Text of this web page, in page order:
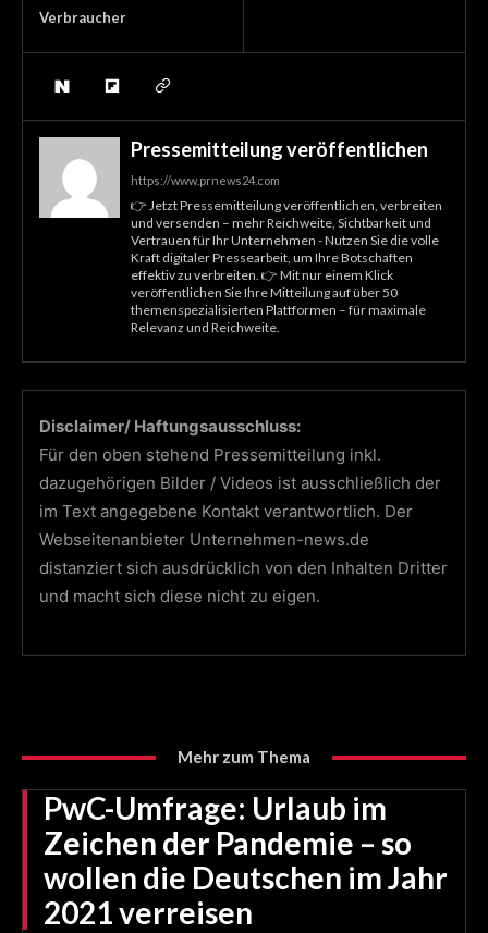
Verbraucher
Pressemitteilung veröffentlichen
https://www.prnews24.com
👉 Jetzt Pressemitteilung veröffentlichen, verbreiten
und versenden – mehr Reichweite, Sichtbarkeit und
Vertrauen für Ihr Unternehmen - Nutzen Sie die volle
Kraft digitaler Pressearbeit, um Ihre Botschaften
effektiv zu verbreiten. 👉 Mit nur einem Klick
veröffentlichen Sie Ihre Mitteilung auf über 50
themenspezialisierten Plattformen – für maximale
Relevanz und Reichweite.
Disclaimer/ Haftungsausschluss:
Für den oben stehend Pressemitteilung inkl.
dazugehörigen Bilder / Videos ist ausschließlich der
im Text angegebene Kontakt verantwortlich. Der
Webseitenanbieter Unternehmen-news.de
distanziert sich ausdrücklich von den Inhalten Dritter
und macht sich diese nicht zu eigen.
Mehr zum Thema
PwC-Umfrage: Urlaub im
Zeichen der Pandemie – so
wollen die Deutschen im Jahr
2021 verreisen